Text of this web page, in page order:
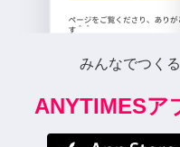
みんなでつく
ANYTIMESア